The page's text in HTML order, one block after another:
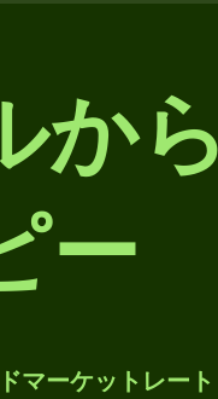
か
ー
ーケットレート